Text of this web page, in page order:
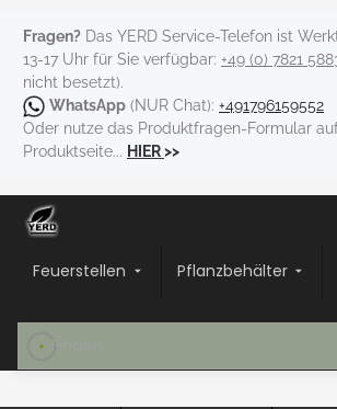
Fragen? Das YERD Service-Telefon ist
13-17 Uhr für Sie verfügbar: +49 (0) 7821
nicht besetzt).
WhatsApp (NUR Chat): +491796159552
Oder nutze das Produktfragen-Formular
Produktseite... HIER>>
Feuerstellen Pflanzbehälter